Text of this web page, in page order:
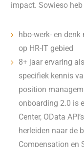
impact. Sowieso
hbo-werk- en
op HR-IT gebied
8+ jaar ervaring
specifiek kennis
position
onboarding 2.0 is
Center, OData
herleiden naar de
Compensation en